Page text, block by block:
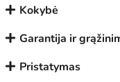
Kokybė
Garantija ir
Pristatymas